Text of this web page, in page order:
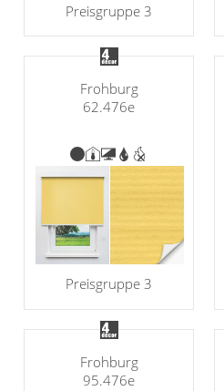
Preisgruppe 3
Frohburg
62.476e
Preisgruppe 3
Frohburg
95.476e